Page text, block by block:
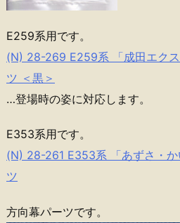
E259系用です。
(N) 28-269 E259系 「成田エク
ツ ＜黒＞
…登場時の姿に対応します。
E353系用です。
(N) 28-261 E353系 「あずさ・
ツ
方向幕パーツです。